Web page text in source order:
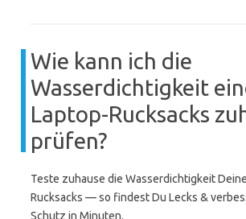
Wie kann ich die
Wasserdichtigkeit
Laptop-Rucksacks
prüfen?
Teste zuhause die Wasserdichtigkeit
Rucksacks — so findest Du Lecks &
Schutz in Minuten.